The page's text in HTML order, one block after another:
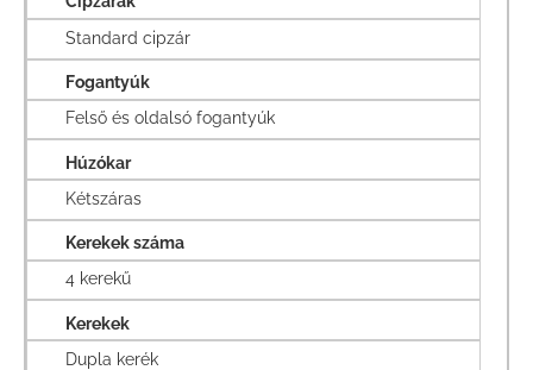
Standard cipzár
Fogantyúk
Felső és oldalsó fogantyúk
Húzókar
Kétszáras
Kerekek száma
4 kerekű
Kerekek
Dupla kerék